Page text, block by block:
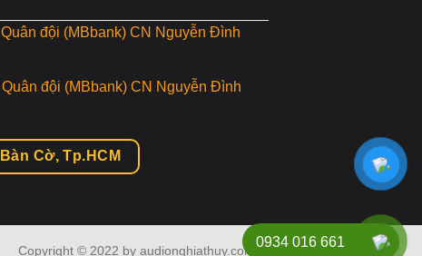
đội (MBbank) CN Nguyễn Đình
đội (MBbank) CN Nguyễn Đình
Cờ, Tp.HCM
Copyright © 2022 by audionghiathuy.com. Altights Reserved.
0934 016 661